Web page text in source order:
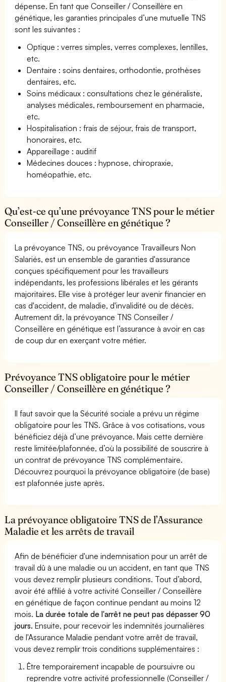
dépense. En tant que Conseiller / Conseillère en
génétique, les garanties principales d’une mutuelle TNS
sont les suivantes :
Optique : verres simples, verres complexes, lentilles,
etc.
Dentaire : soins dentaires, orthodontie, prothèses
dentaires, etc.
Soins médicaux : consultations chez le généraliste,
analyses médicales, remboursement en pharmacie,
etc.
Hospitalisation : frais de séjour, frais de transport,
honoraires, etc.
Appareillage : auditif
Médecines douces : hypnose, chiropraxie,
homéopathie, etc.
Qu’est-ce qu’une prévoyance TNS pour le métier
Conseiller / Conseillère en génétique ?
La prévoyance TNS, ou prévoyance Travailleurs Non
Salariés, est un ensemble de garanties d'assurance
conçues spécifiquement pour les travailleurs
indépendants, les professions libérales et les gérants
majoritaires. Elle vise à protéger leur avenir financier en
cas d'accident, de maladie, d'invalidité ou de décès.
Autrement dit, la prévoyance TNS Conseiller /
Conseillère en génétique est l’assurance à avoir en cas
de coup dur en exerçant votre métier.
Prévoyance TNS obligatoire pour le métier
Conseiller / Conseillère en génétique ?
Il faut savoir que la Sécurité sociale a prévu un régime
obligatoire pour les TNS. Grâce à vos cotisations, vous
bénéficiez déjà d’une prévoyance. Mais cette dernière
reste limitée/plafonnée, d’où la possibilité de souscrire à
un contrat de prévoyance TNS complémentaire.
Découvrez pourquoi la prévoyance obligatoire (de base)
est plafonnée juste après.
La prévoyance obligatoire TNS de l’Assurance
Maladie et les arrêts de travail
Afin de bénéficier d'une indemnisation pour un arrêt de
travail dû à une maladie ou un accident, en tant que TNS
vous devez remplir plusieurs conditions. Tout d’abord,
avoir été affilié à votre activité Conseiller / Conseillère
en génétique de façon continue pendant au moins 12
mois. La durée totale de l'arrêt ne peut pas dépasser 90
jours. Ensuite, pour recevoir les indemnités journalières
de l'Assurance Maladie pendant votre arrêt de travail,
vous devez remplir trois conditions supplémentaires :
Être temporairement incapable de poursuivre ou
reprendre votre activité professionnelle (Conseiller /